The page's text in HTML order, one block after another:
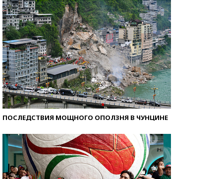
ПОСЛЕДСТВИЯ МОЩНОГО ОПОЛЗНЯ В ЧУНЦИНЕ